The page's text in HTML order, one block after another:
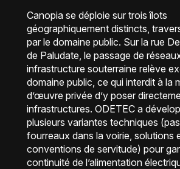
Canopia se déploie sur trois îlots
géographiquement distincts,
par le domaine public. Sur la rue
de Paludate, le passage de
infrastructure souterraine relève
domaine public, ce qui interdit à la
d’œuvre privée d’y poser
infrastructures. ODETEC a
plusieurs variantes techniques
fourreaux dans la voirie, solutions
conventions de servitude) pour
continuité de l’alimentation